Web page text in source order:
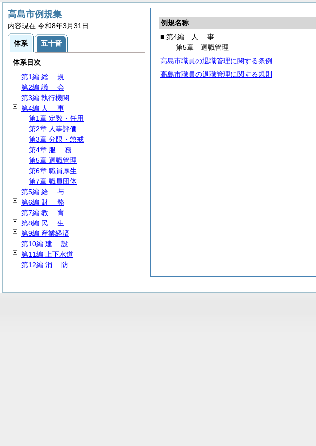
例規名称
■ 第4編
人 事
第5章 退職管理
高島市職員の退職管理に関する条例
高島市職員の退職管理に関する規則
高島市例規集
内容現在 令和8年3月31日
体系 五十音
体系目次
第1編 総 規
第2編 議 会
第3編 執行機関
第4編 人 事
第1章 定数・任用
第2章 人事評価
第3章 分限・懲戒
第4章 服 務
第5章 退職管理
第6章 職員厚生
第7章 職員団体
第5編 給 与
第6編 財 務
第7編 教 育
第8編 民 生
第9編 産業経済
第10編 建 設
第11編 上下水道
第12編 消 防